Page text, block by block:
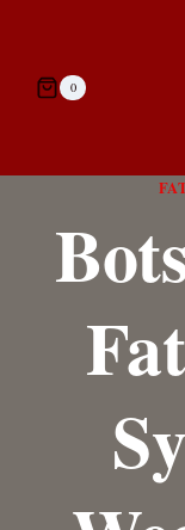
springen0